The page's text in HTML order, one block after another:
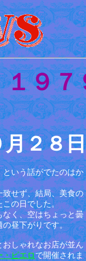
９
月２８
いう話がでたのはか
せず、結局、美食の
この日でした。
なく、空はちょっと曇
の昼下がりです。
しゃれなお店が並ん
・ピエロで開催されま